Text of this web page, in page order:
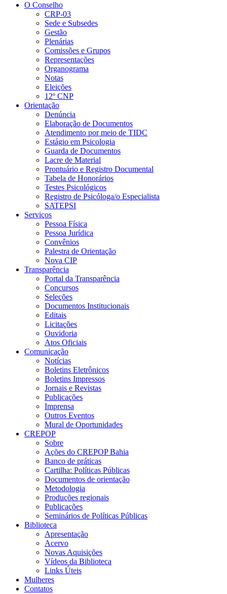
O Conselho
CRP-03
Sede e Subsedes
Gestão
Plenárias
Comissões e Grupos
Representações
Organograma
Notas
Eleições
12º CNP
Orientação
Denúncia
Elaboração de Documentos
Atendimento por meio de TIDC
Estágio em Psicologia
Guarda de Documentos
Lacre de Material
Prontuário e Registro Documental
Tabela de Honorários
Testes Psicológicos
Registro de Psicóloga/o Especialista
SATEPSI
Serviços
Pessoa Física
Pessoa Jurídica
Convênios
Palestra de Orientação
Nova CIP
Transparência
Portal da Transparência
Concursos
Seleções
Documentos Institucionais
Editais
Licitações
Ouvidoria
Atos Oficiais
Comunicação
Notícias
Boletins Eletrônicos
Boletins Impressos
Jornais e Revistas
Publicações
Imprensa
Outros Eventos
Mural de Oportunidades
CREPOP
Sobre
Ações do CREPOP Bahia
Banco de práticas
Cartilha: Políticas Públicas
Documentos de orientação
Metodologia
Produções regionais
Publicações
Seminários de Políticas Públicas
Biblioteca
Apresentação
Acervo
Novas Aquisições
Vídeos da Biblioteca
Links Úteis
Mulheres
Contatos